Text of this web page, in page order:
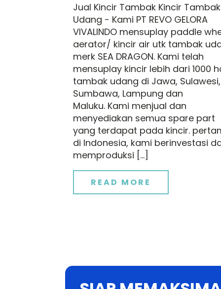
Jual Kincir Tambak Kincir Tambak
Udang - Kami PT REVO GELORA
VIVALINDO mensuplay paddle
aerator/ kincir air utk tambak
merk SEA DRAGON. Kami telah
mensuplay kincir lebih dari 1000
tambak udang di Jawa, Sulawesi,
Sumbawa, Lampung dan
Maluku. Kami menjual dan
menyediakan semua spare part
yang terdapat pada kincir.
di Indonesia, kami berinvestasi
memproduksi […]
READ MORE